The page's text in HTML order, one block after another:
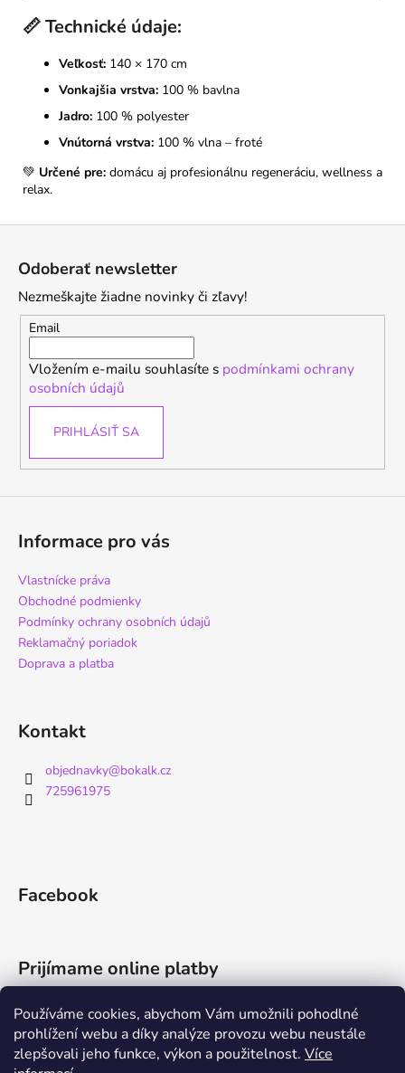
Používáme cookies, abychom Vám umožnili pohodlné
prohlížení webu a díky analýze provozu webu neustále
zlepšovali jeho funkce, výkon a použitelnost. Více
📏Technické údaje:
Veľkosť: 140 × 170 cm
Vonkajšia vrstva: 100 % bavlna
Jadro: 100 % polyester
Vnútorná vrstva: 100 % vlna – froté
💚 Určené pre: domácu aj profesionálnu regeneráciu, wellness a
relax.
Odoberať newsletter
Nezmeškajte žiadne novinky či zľavy!
Email
Vložením e-mailu souhlasíte s podmínkami ochrany
osobních údajů
PRIHLÁSIŤ SA
Informace pro vás
Vlastnícke práva
Obchodné podmienky
Podmínky ochrany osobních údajů
Reklamačný poriadok
Doprava a platba
Kontakt
objednavky@bokalk.cz
725961975
Facebook
Prijímame online platby